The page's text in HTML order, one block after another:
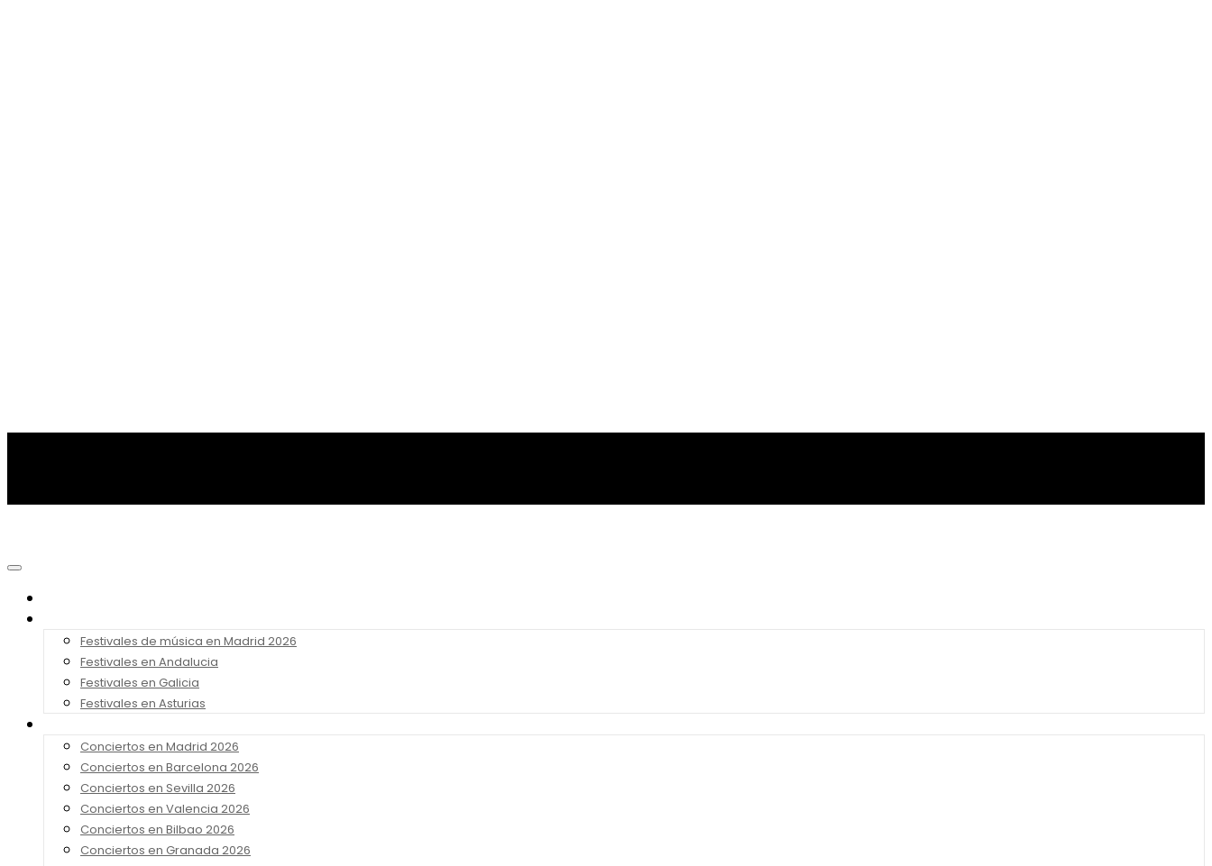
Festivales de música en Madrid 2026
Festivales en Andalucia
Festivales en Galicia
Festivales en Asturias
Conciertos en Madrid 2026
Conciertos en Barcelona 2026
Conciertos en Sevilla 2026
Conciertos en Valencia 2026
Conciertos en Bilbao 2026
Conciertos en Granada 2026